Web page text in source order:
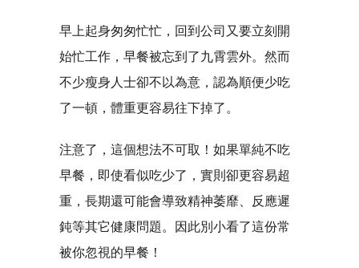
早上起身匆匆忙忙，回到公司又要立刻開
始忙工作，早餐被忘到了九霄雲外。然而
不少瘦身人士卻不以為意，認為順便少吃
了一頓，體重更容易往下掉了。
注意了，這個想法不可取！如果單純不吃
早餐，即使看似吃少了，實則卻更容易超
重，長期還可能會導致精神萎靡、反應遲
鈍等其它健康問題。因此別小看了這份常
被你忽視的早餐！